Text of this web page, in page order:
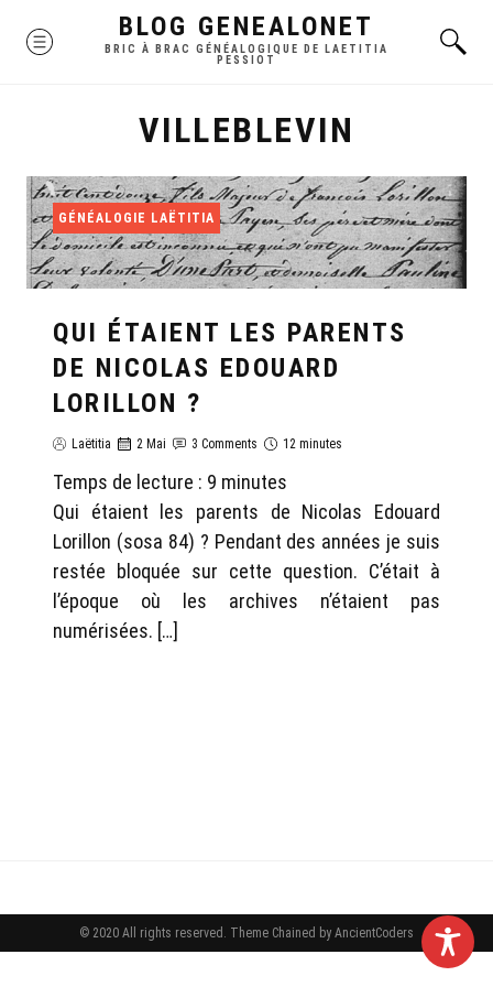
MENU BLOG GENEALONET
BRIC À BRAC GÉNÉALOGIQUE DE LAETITIA
PESSIOT
VILLEBLEVIN
GÉNÉALOGIE LAËTITIA
QUI ÉTAIENT LES PARENTS
DE NICOLAS EDOUARD
LORILLON ?
Laëtitia 2 Mai 3 Comments 12 minutes
Temps de lecture : 9 minutes
Qui étaient les parents de Nicolas Edouard
Lorillon (sosa 84) ? Pendant des années je suis
restée bloquée sur cette question. C’était à
l’époque où les archives n’étaient pas
numérisées. […]
© 2020 All rights reserved. Theme Chained by AncientCoders